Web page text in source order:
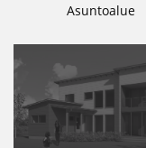
Asuntoalue